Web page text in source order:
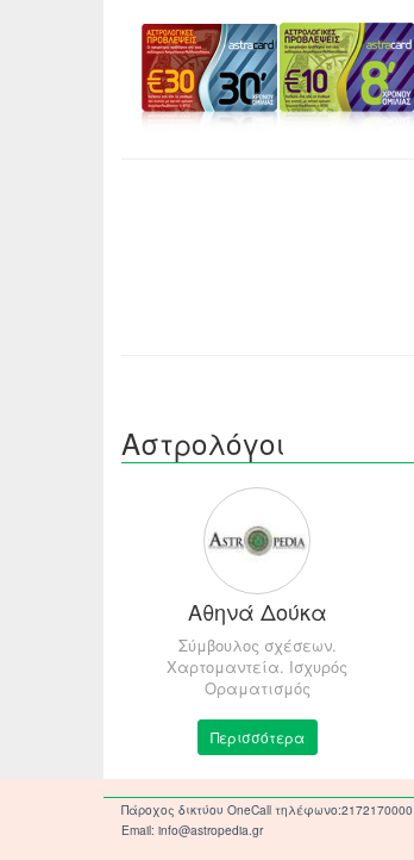
Αστρολόγοι
Αθηνά Δούκα
Σύμβουλος σχέσεων.
Χαρτομαντεία. Ισχυρός
Οραματισμός
Περισσότερα
Πάροχος δικτύου OneCall τηλέφωνο:2172170000
Email: info@astropedia.gr